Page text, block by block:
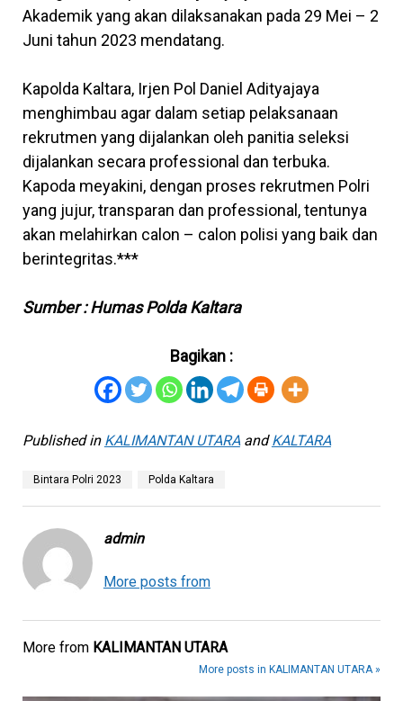
Akademik yang akan dilaksanakan pada 29 Mei – 2
Juni tahun 2023 mendatang.
Kapolda Kaltara, Irjen Pol Daniel Adityajaya
menghimbau agar dalam setiap pelaksanaan
rekrutmen yang dijalankan oleh panitia seleksi
dijalankan secara professional dan terbuka.
Kapoda meyakini, dengan proses rekrutmen Polri
yang jujur, transparan dan professional, tentunya
akan melahirkan calon – calon polisi yang baik dan
berintegritas.***
Sumber : Humas Polda Kaltara
Bagikan :
Published in KALIMANTAN UTARAandKALTARA
Bintara Polri 2023 Polda Kaltara
admin
More posts from
More from KALIMANTAN UTARA
More posts in KALIMANTAN UTARA »